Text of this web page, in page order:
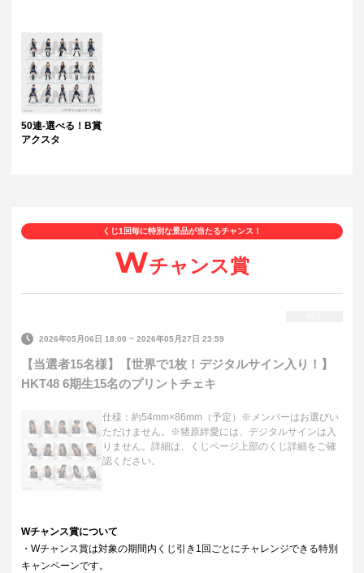
50連-選べる！B賞
アクスタ
くじ1回毎に特別な景品が当たるチャンス！
Wチャンス賞
2026年05月06日 18:00 ~2026年05月27日 23:59
【当選者15名様】【世界で1枚！デジタルサイン入り！】
HKT48 6期生15名のプリントチェキ
仕様：約54mm×86mm（予定）※メンバーはお選びい
ただけません。※猪原絆愛には、デジタルサインは入
りません。詳細は、くじページ上部のくじ詳細をご確
認ください。
Wチャンス賞について
・Wチャンス賞は対象の期間内くじ引き1回ごとにチャレンジできる特別
キャンペーンです。